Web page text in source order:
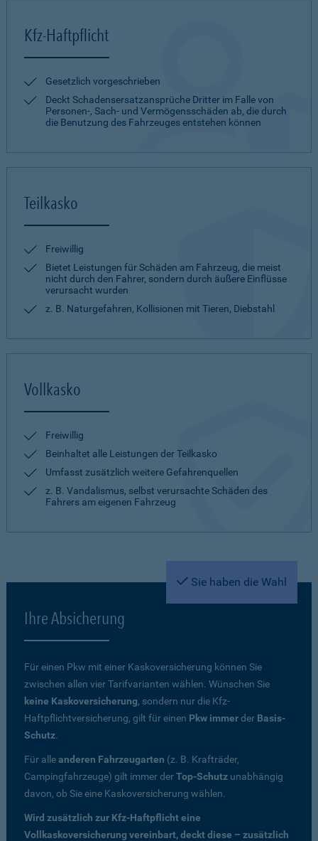
Kfz-Haftpflicht
Gesetzlich vorgeschrieben
Deckt Schadensersatzansprüche Dritter im Falle von
Personen-, Sach- und Vermögensschäden ab, die durch
die Benutzung des Fahrzeuges entstehen können
Teilkasko
Freiwillig
Bietet Leistungen für Schäden am Fahrzeug, die meist
nicht durch den Fahrer, sondern durch äußere Einflüsse
verursacht wurden
z. B. Naturgefahren, Kollisionen mit Tieren, Diebstahl
Vollkasko
Freiwillig
Beinhaltet alle Leistungen der Teilkasko
Umfasst zusätzlich weitere Gefahrenquellen
z. B. Vandalismus, selbst verursachte Schäden des
Fahrers am eigenen Fahrzeug
Sie haben die Wahl
Ihre Absicherung
Für einen Pkw mit einer Kaskoversicherung können Sie
zwischen allen vier Tarifvarianten wählen. Wünschen Sie
keine Kaskoversicherung, sondern nur die Kfz-
Haftpflichtversicherung, gilt für einen Pkw immerder Basis-
Schutz.
Für alleanderen Fahrzeugarten (z. B. Krafträder,
Campingfahrzeuge) gilt immer derTop-Schutz unabhängig
davon, ob Sie eine Kaskoversicherung wählen.
Wird zusätzlich zur Kfz-Haftpflicht eine
Vollkaskoversicherung vereinbart, deckt diese – zusätzlich